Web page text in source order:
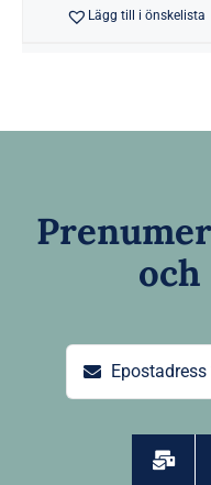
Lägg till i önskelista